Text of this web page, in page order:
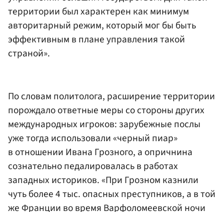
территории был характерен как минимум
авторитарный режим, который мог бы быть
эффективным в плане управления такой
страной».
По словам политолога, расширение территории
порождало ответные меры со стороны других
международных игроков: зарубежные послы
уже тогда использовали «черный пиар»
в отношении Ивана Грозного, а опричнина
сознательно педалировалась в работах
западных историков. «При Грозном казнили
чуть более 4 тыс. опасных преступников, а в той
же Франции во время Варфоломеевской ночи